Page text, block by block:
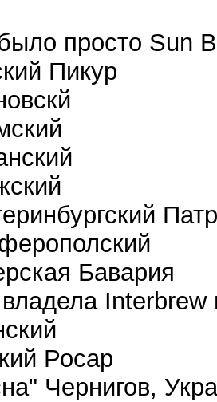
просто Sun
Пикур
Бавария
Interbrew
Росар
Чернигов,